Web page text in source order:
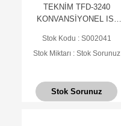
TEKNİM TFD-3240
KONVANSİYONEL ISI
SICAKLIK)(TABAN
HARİÇ)
Stok Kodu : S002041
Stok Miktarı : Stok Sorunuz
Stok Sorunuz